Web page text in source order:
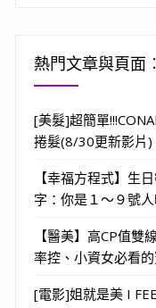
熱門文章與頁面︰
[美髮]超簡單
捲髮(8/30更新影片)
【幸福方程式】生
字：你是１～９號
【醫美】高CP值
率控、小資女必看
[電影]姐就是美 I